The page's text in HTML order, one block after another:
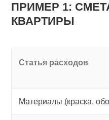
ПРИМЕР 1:
КВАРТИРЫ
Статья расходов
Материалы (краска,